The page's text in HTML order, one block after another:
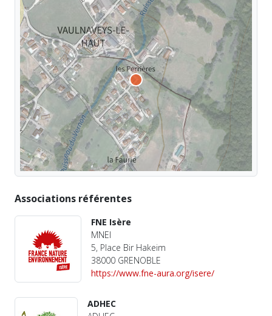
Associations référentes
FNE Isère
MNEI
5, Place Bir Hakeim
38000 GRENOBLE
https://www.fne-aura.org/isere/
ADHEC